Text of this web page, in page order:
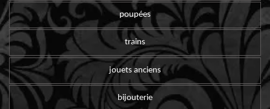
poupées
trains
jouets anciens
bijouterie